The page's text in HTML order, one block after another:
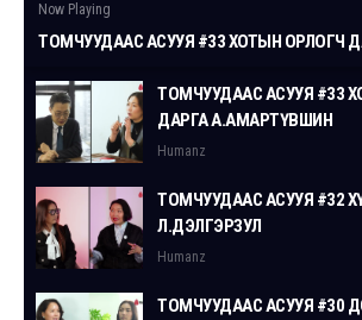
Now Playing
ТОМЧУУДААС АСУУЯ #33
ДАРГА А.АМАРТҮВШИН
Humanz
ТОМЧУУДААС АСУУЯ #32
Л.ДЭЛГЭРЗУЛ
Humanz
ТОМЧУУДААС АСУУЯ #30